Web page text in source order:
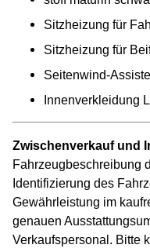
Sitzheizung für
Sitzheizung für
Seitenwind-
Innenverkleidung
Zwischenverkauf und
Fahrzeugbeschreibung
Identifizierung des
Gewährleistung im
genauen
Verkaufspersonal. Bitte